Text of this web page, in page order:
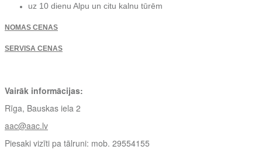
uz 10 dienu Alpu un citu kalnu tūrēm
NOMAS CENAS
SERVISA CENAS
Vairāk informācijas:
Rīga, Bauskas iela 2
aac@aac.lv
Piesaki vizīti pa tālruni: mob. 29554155